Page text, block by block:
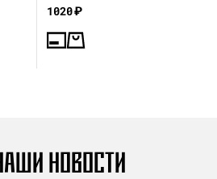
1020₽
НОВОСТИ